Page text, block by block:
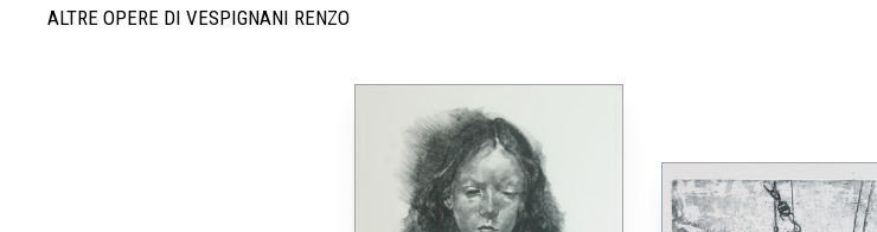
ALTRE OPERE DI VESPIGNANI RENZO